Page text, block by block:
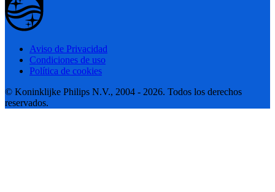
Aviso de Privacidad
Condiciones de uso
Política de cookies
© Koninklijke Philips N.V., 2004 - 2026. Todos los derechos
reservados.